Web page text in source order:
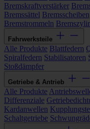
Bremskraftverstärker
Bremssättel Bremsscheiben
Bremstrommeln
Fahrwerksteile
Alle Produkte Blattfedern
Spiralfedern Stabilisatoren
Stoßdämpfer
Getriebe & Antrieb
Alle Produkte
Differenziale
Kardanwellen
Schaltgetriebe